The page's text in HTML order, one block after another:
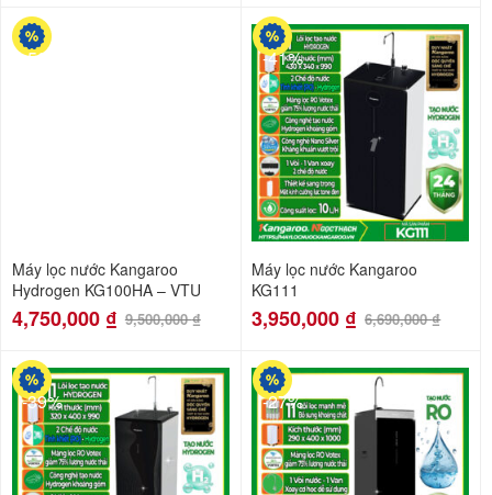
-50%
Máy lọc nước Kangaroo
Hydrogen KG100HA – VTU
4,750,000 ₫ 9,500,000₫
-41%
Máy lọc nước Kangaroo
KG111
3,950,000 ₫ 6,690,000₫
-39% -27%